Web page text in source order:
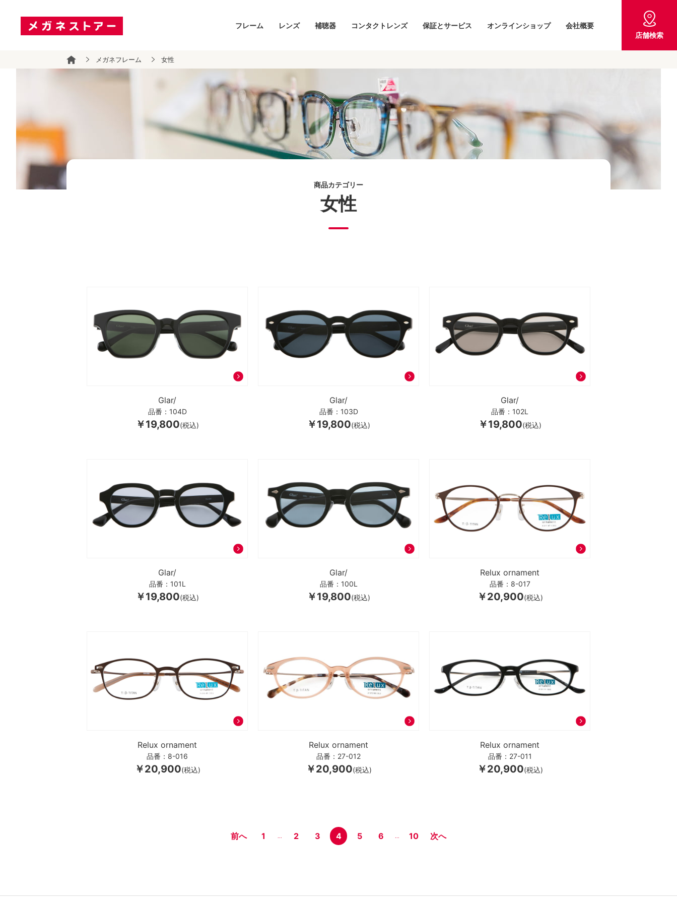
フレーム レンズ 補聴器 コンタクトレンズ 保証とサービス オンラインショップ
会社概要
店舗検索
メガネフレーム 女性
商品カテゴリー
女性
Glar/
品番：104D
￥19,800(税込)
Glar/
品番：103D
￥19,800(税込)
Glar/
品番：102L
￥19,800(税込)
Glar/
品番：101L
￥19,800(税込)
Glar/
品番：100L
￥19,800(税込)
Relux ornament
品番：8-017
￥20,900(税込)
Relux ornament
品番：8-016
￥20,900(税込)
Relux ornament
品番：27-012
￥20,900(税込)
Relux ornament
品番：27-011
￥20,900(税込)
1
前へ ... 2 3 4 5 6 ... 次へ
10